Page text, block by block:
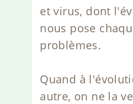
et virus, dont
nous pose
problèmes.
Quand à
autre, on ne la